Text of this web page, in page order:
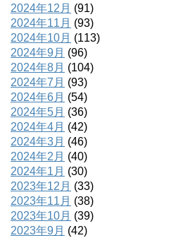
2024年12月 (91)
2024年11月 (93)
2024年10月 (113)
2024年9月 (96)
2024年8月 (104)
2024年7月 (93)
2024年6月 (54)
2024年5月 (36)
2024年4月 (42)
2024年3月 (46)
2024年2月 (40)
2024年1月 (30)
2023年12月 (33)
2023年11月 (38)
2023年10月 (39)
2023年9月 (42)